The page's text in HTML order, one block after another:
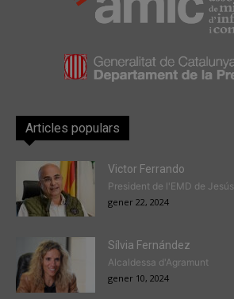
Articles populars
Victor Ferrando
President de l'EMD de Jesús
gener 22, 2024
Sílvia Fernández
Alcaldessa d'Agramunt
gener 10, 2024